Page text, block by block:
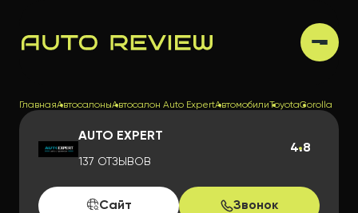
ГлавнаяАвтосалоныАвтосалон Auto ExpertАвтомобилиToyotaCorolla
AUTO EXPERT
137 ОТЗЫВОВ
4.8
Сайт Звонок